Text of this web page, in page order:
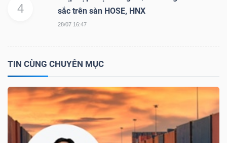
4
sắc trên sàn HOSE, HNX
28/07 16:47
TIN CÙNG CHUYÊN MỤC
CHÍNH
CÔNG
THÔNG
TIN